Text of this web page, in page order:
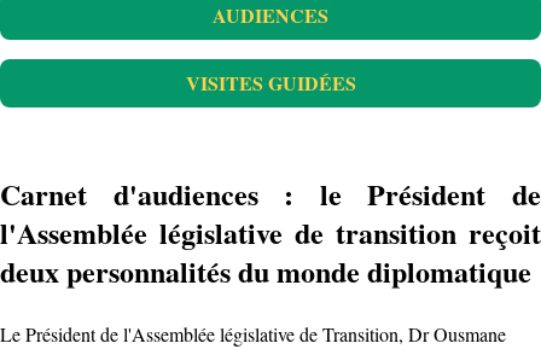
AUDIENCES
VISITES GUIDÉES
Carnet d'audiences : le Président de
l'Assemblée législative de transition reçoit
deux personnalités du monde diplomatique
Le Président de l'Assemblée législative de Transition, Dr Ousmane